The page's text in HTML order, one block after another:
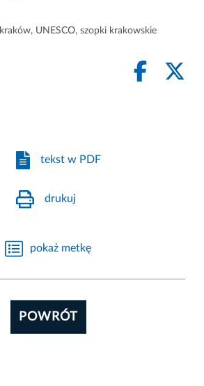
kraków, UNESCO, szopki krakowskie
tekst w PDF
drukuj
pokaż metkę
POWRÓT